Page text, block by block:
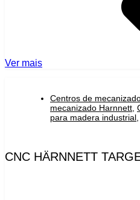
Ver mais
Centros de
mecanizado Harnnett,
para madera industrial,
CNC HÄRNNETT